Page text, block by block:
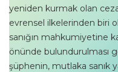
yeniden kurmak olan
evrensel ilkelerinden biri
sanığın mahkumiyetine
önünde bulundurulması
şüphenin, mutlaka sanık